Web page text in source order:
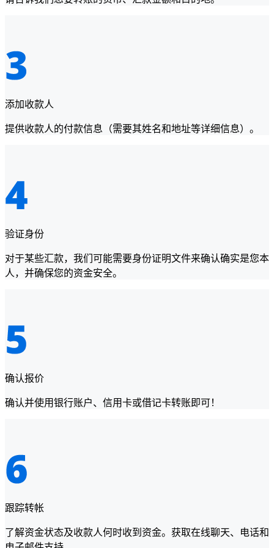
添加收款人
提供收款人的付款信息（需要其姓名和地址等详细信息）。
验证身份
对于某些汇款，我们可能需要身份证明文件来确认确实是您本
人，并确保您的资金安全。
确认报价
确认并使用银行账户、信用卡或借记卡转账即可！
跟踪转帐
了解资金状态及收款人何时收到资金。获取在线聊天、电话和